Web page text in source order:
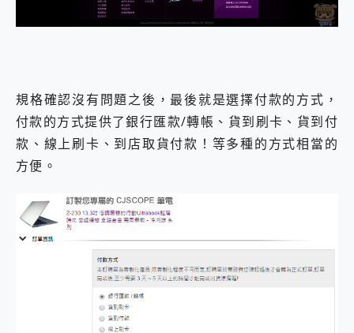
規格確認沒有問題之後，最後就是選擇付款的方式，
付款的方式提供了銀行匯款/轉帳、貨到刷卡、貨到付
款、線上刷卡、到店取貨付款！等多種的方式相當的
方便。